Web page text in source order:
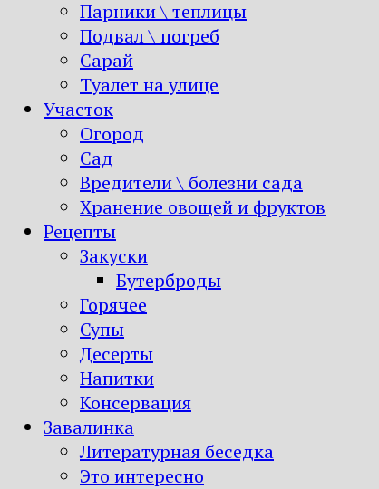
Парники \ теплицы
Подвал \ погреб
Сарай
Туалет на улице
Участок
Огород
Сад
Вредители \ болезни сада
Хранение овощей и фруктов
Рецепты
Закуски
Бутерброды
Горячее
Супы
Десерты
Напитки
Консервация
Завалинка
Литературная беседка
Это интересно